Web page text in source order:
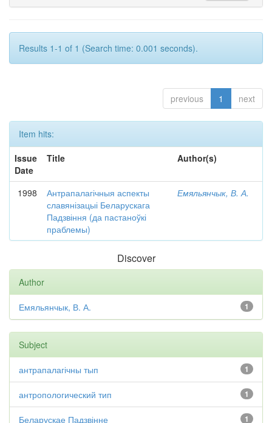
Results 1-1 of 1 (Search time: 0.001 seconds).
previous 1 next
Item hits:
Issue
Date
Title Author(s)
1998
Антрапалагічныя аспекты
славянізацыі Беларускага
Падзвіння (да пастаноўкі
праблемы)
Емяльянчык, В. А.
Discover
Author
1
Емяльянчык, В. А.
Subject
1
антрапалагічны тып
1
антропологический тип
1
Беларускае Падзвінне